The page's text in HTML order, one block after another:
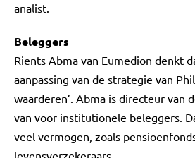
analist.
Beleggers
Rients Abma van Eumedion denkt
aanpassing van de strategie van
waarderen’. Abma is directeur van
van voor institutionele beleggers.
veel vermogen, zoals
levensverzekeraars.